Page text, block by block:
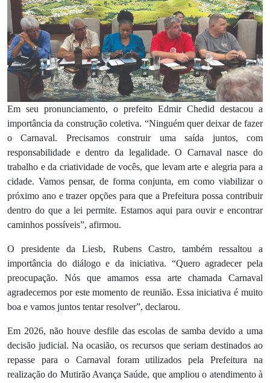
Em seu pronunciamento, o prefeito Edmir Chedid destacou a
importância da construção coletiva. “Ninguém quer deixar de fazer
o Carnaval. Precisamos construir uma saída juntos, com
responsabilidade e dentro da legalidade. O Carnaval nasce do
trabalho e da criatividade de vocês, que levam arte e alegria para a
cidade. Vamos pensar, de forma conjunta, em como viabilizar o
próximo ano e trazer opções para que a Prefeitura possa contribuir
dentro do que a lei permite. Estamos aqui para ouvir e encontrar
caminhos possíveis”, afirmou.
O presidente da Liesb, Rubens Castro, também ressaltou a
importância do diálogo e da iniciativa. “Quero agradecer pela
preocupação. Nós que amamos essa arte chamada Carnaval
agradecemos por este momento de reunião. Essa iniciativa é muito
boa e vamos juntos tentar resolver”, declarou.
Em 2026, não houve desfile das escolas de samba devido a uma
decisão judicial. Na ocasião, os recursos que seriam destinados ao
repasse para o Carnaval foram utilizados pela Prefeitura na
realização do Mutirão Avança Saúde, que ampliou o atendimento à